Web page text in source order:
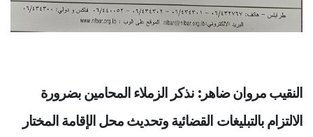
النقيب مروان ضاهر: نذكر الزملاء المحامين بضرورة
الالتزام بالتبليغات القضائية وتحديث محل الإقامة المختار